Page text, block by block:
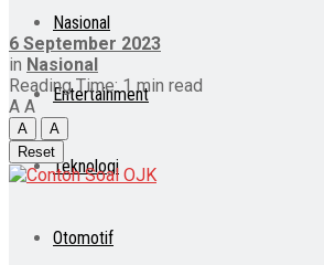
Nasional
Entertainment
Teknologi
Otomotif
6 September 2023
in Nasional
Reading Time: 1 min read
A A
A
A
Reset